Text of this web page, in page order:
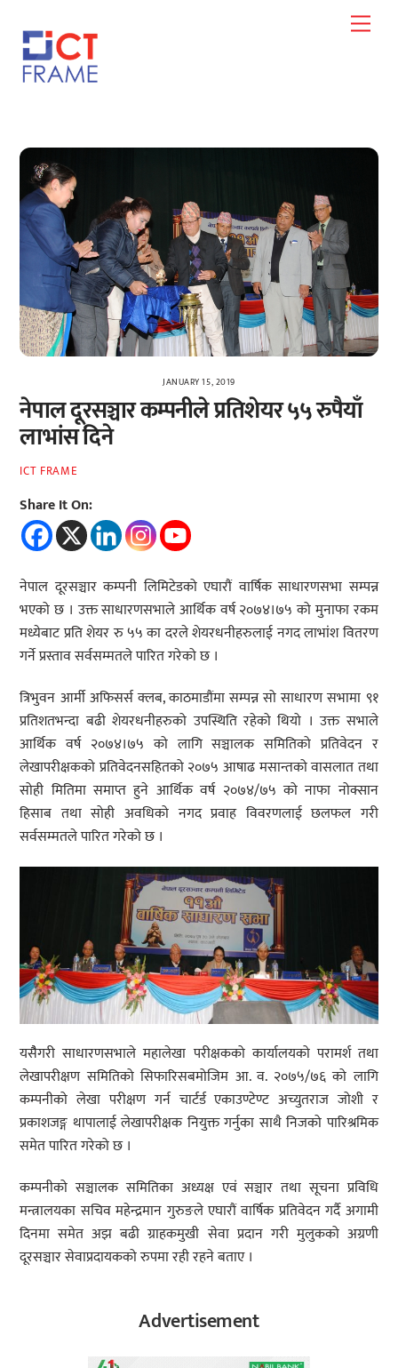
content
JANUARY 15, 2019
नेपाल दूरसञ्चार कम्पनीले प्रतिशेयर ५५ रुपैयाँ
लाभांस दिने
ICT FRAME
Share It On:
नेपाल दूरसञ्चार कम्पनी लिमिटेडको एघारौं वार्षिक साधारणसभा सम्पन्न
भएको छ । उक्त साधारणसभाले आर्थिक वर्ष २०७४।७५ को मुनाफा रकम
मध्येबाट प्रति शेयर रु ५५ का दरले शेयरधनीहरुलाई नगद लाभांश वितरण
गर्ने प्रस्ताव सर्वसम्मतले पारित गरेको छ ।
त्रिभुवन आर्मी अफिसर्स क्लब, काठमाडौंमा सम्पन्न सो साधारण सभामा ९१
प्रतिशतभन्दा बढी शेयरधनीहरुको उपस्थिति रहेको थियो । उक्त सभाले
आर्थिक वर्ष २०७४।७५ को लागि सञ्चालक समितिको प्रतिवेदन र
लेखापरीक्षकको प्रतिवेदनसहितको २०७५ आषाढ मसान्तको वासलात तथा
सोही मितिमा समाप्त हुने आर्थिक वर्ष २०७४/७५ को नाफा नोक्सान
हिसाब तथा सोही अवधिको नगद प्रवाह विवरणलाई छलफल गरी
सर्वसम्मतले पारित गरेको छ ।
यसैैगरी साधारणसभाले महालेखा परीक्षकको कार्यालयको परामर्श तथा
लेखापरीक्षण समितिको सिफारिसबमोजिम आ. व. २०७५/७६ को लागि
कम्पनीको लेखा परीक्षण गर्न चार्टर्ड एकाउण्टेण्ट अच्युतराज जोशी र
प्रकाशजङ्ग थापालाई लेखापरीक्षक नियुक्त गर्नुका साथै निजको पारिश्रमिक
समेत पारित गरेको छ ।
कम्पनीको सञ्चालक समितिका अध्यक्ष एवं सञ्चार तथा सूचना प्रविधि
मन्त्रालयका सचिव महेन्द्रमान गुरुङले एघारौं वार्षिक प्रतिवेदन गर्दै अगामी
दिनमा समेत अझ बढी ग्राहकमुखी सेवा प्रदान गरी मुलुकको अग्रणी
दूरसञ्चार सेवाप्रदायकको रुपमा रही रहने बताए ।
Advertisement